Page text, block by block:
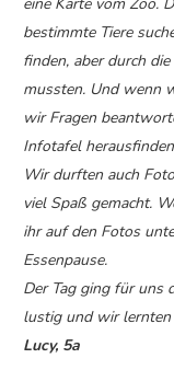
bestimmte Tiere
finden, aber durch
mussten. Und wenn
wir Fragen
Infotafel
Wir durften auch
viel Spaß gemacht.
ihr auf den Fotos
Essenpause.
Der Tag ging für uns
lustig und wir lernten
Lucy, 5a